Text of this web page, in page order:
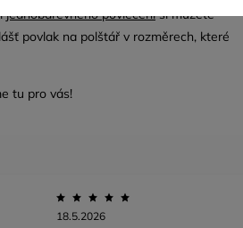
jednobarevného povlečenísi můžete
povlak na polštář v rozměrech, které
tu pro vás!
18.5.2026